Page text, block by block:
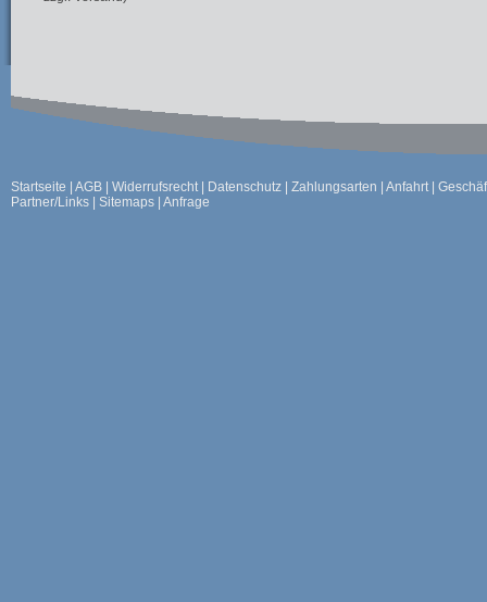
Startseite AGB Widerrufsrecht| Datenschutz Zahlungsarten Anfahrt|
Partner/Links
Sitemaps Anfrage